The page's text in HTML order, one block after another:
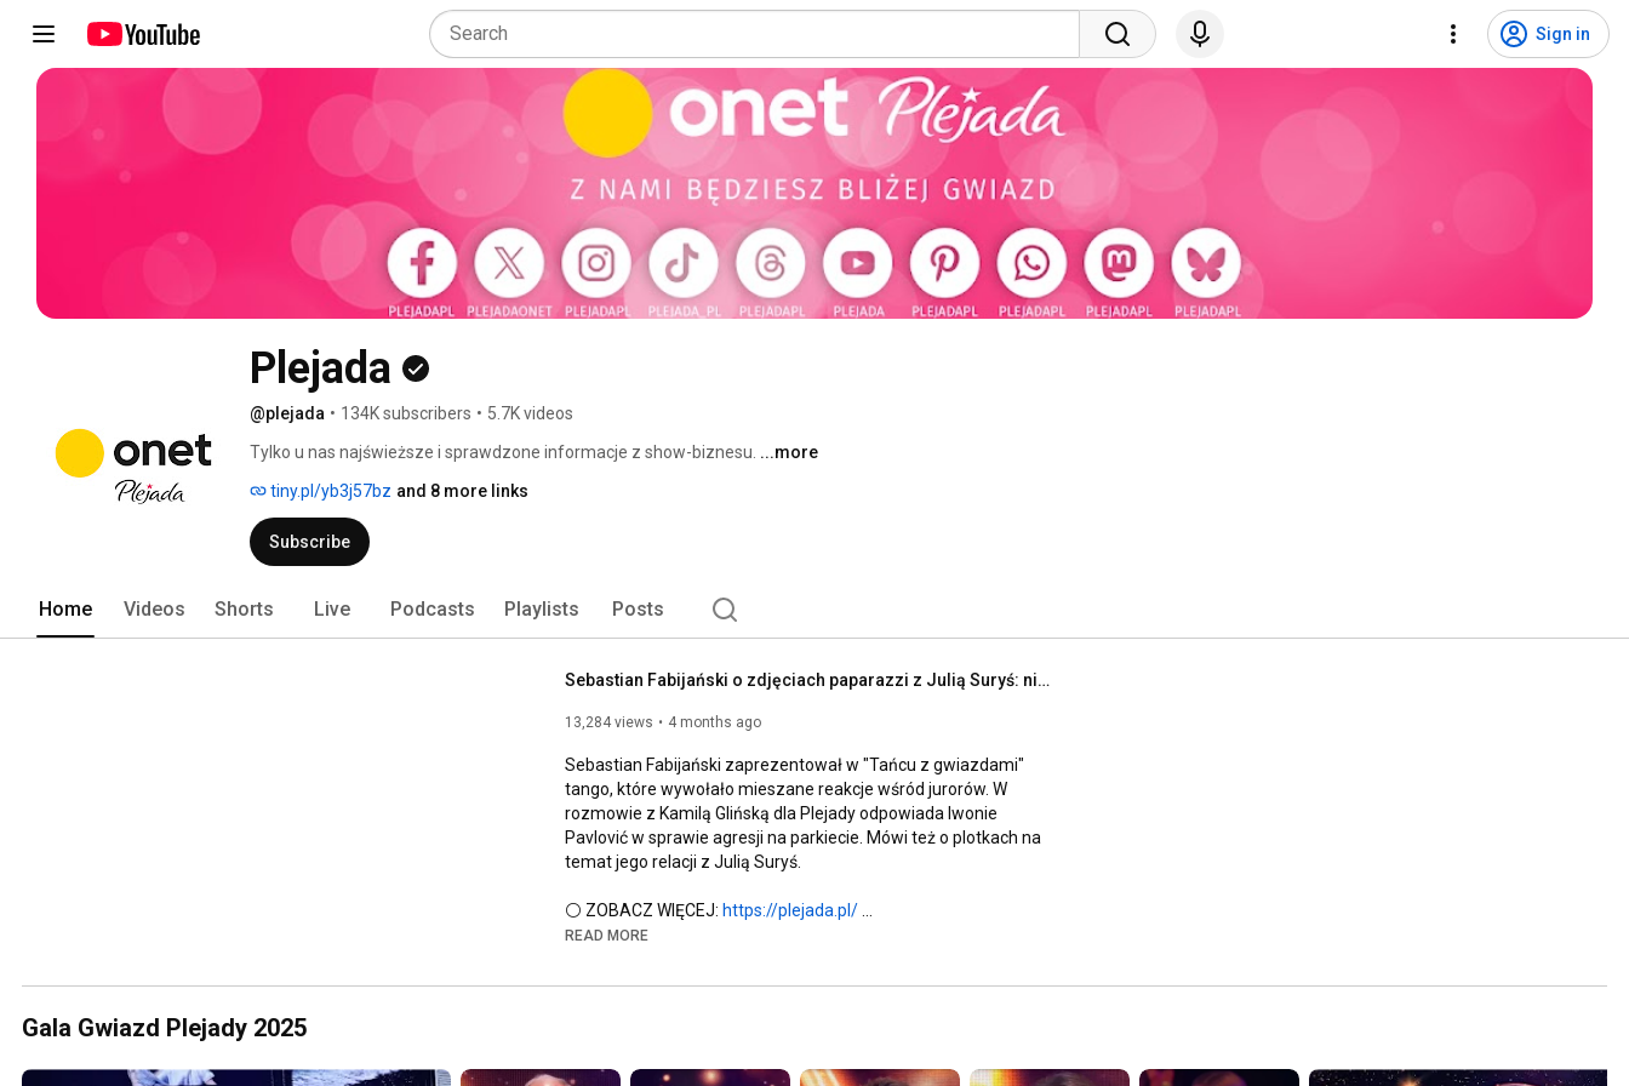
Sign in
Plejada
@plejada • 134K subscribers • 5.7K videos
Tylko u nas najświeższe i sprawdzone informacje z show-biznesu. ...more
tiny.pl/yb3j57bz and 8 more links
Subscribe
Home Videos Shorts Live Podcasts Playlists Posts
Sebastian Fabijański o zdjęciach paparazzi z Julią Suryś: nie mam nic do ukrycia | Plejada
13,284 views 4 months ago
Sebastian Fabijański zaprezentował w "Tańcu z gwiazdami"
tango, które wywołało mieszane reakcje wśród jurorów. W
rozmowie z Kamilą Glińską dla Plejady odpowiada Iwonie
Pavlović w sprawie agresji na parkiecie. Mówi też o plotkach na
temat jego relacji z Julią Suryś.
⚪ ZOBACZ WIĘCEJ: https://plejada.pl/
➡️
🔔 SUBSKRYBUJ KANAŁ: http://bit.ly/PlejadaSUB
Dołącz do naszej społeczności! 💛
READ MORE
Gala Gwiazd Plejady 2025